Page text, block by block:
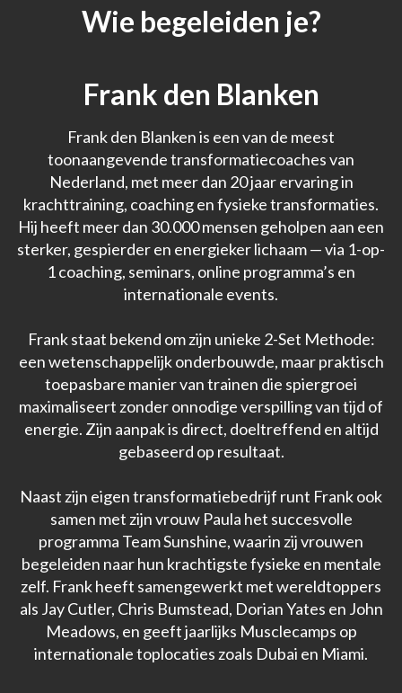
Wie begeleiden je?
Frank den Blanken
Frank den Blanken is een van de meest
toonaangevende transformatiecoaches van
Nederland, met meer dan 20 jaar ervaring in
krachttraining, coaching en fysieke transformaties.
Hij heeft meer dan 30.000 mensen geholpen aan een
sterker, gespierder en energieker lichaam — via 1-op-
1 coaching, seminars, online programma’s en
internationale events.
Frank staat bekend om zijn unieke 2-Set Methode:
een wetenschappelijk onderbouwde, maar praktisch
toepasbare manier van trainen die spiergroei
maximaliseert zonder onnodige verspilling van tijd of
energie. Zijn aanpak is direct, doeltreffend en altijd
gebaseerd op resultaat.
Naast zijn eigen transformatiebedrijf runt Frank ook
samen met zijn vrouw Paula het succesvolle
programma Team Sunshine, waarin zij vrouwen
begeleiden naar hun krachtigste fysieke en mentale
zelf. Frank heeft samengewerkt met wereldtoppers
als Jay Cutler, Chris Bumstead, Dorian Yates en John
Meadows, en geeft jaarlijks Musclecamps op
internationale toplocaties zoals Dubai en Miami.